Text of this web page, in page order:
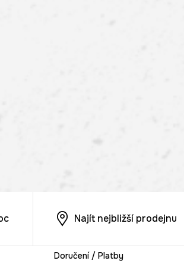
Najít nejbližší prodejnu
Doručení / Platby